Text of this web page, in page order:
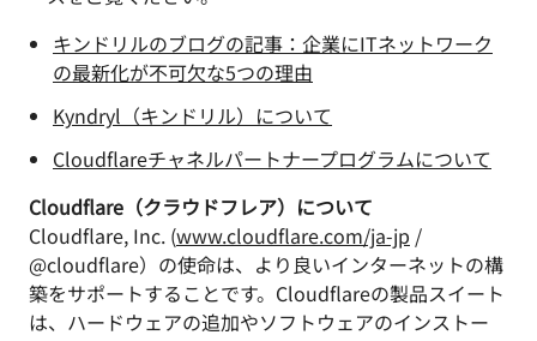
キンドリルのブログの記事：企業にITネットワーク
の最新化が不可欠な5つの理由
Kyndryl（キンドリル）について
Cloudflareチャネルパートナープログラムについて
Cloudflare（クラウドフレア）について
Cloudflare, Inc. (www.cloudflare.com/ja-jp /
@cloudflare）の使命は、より良いインターネットの構
築をサポートすることです。Cloudflareの製品スイート
は、ハードウェアの追加やソフトウェアのインストー